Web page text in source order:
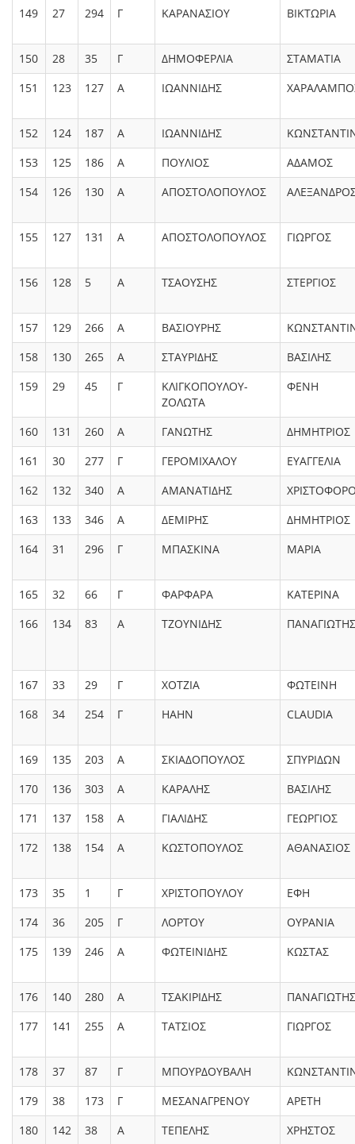
149 27 294 Γ ΚΑΡΑΝΑΣΙΟΥ ΒΙΚΤΩΡΙΑ
150 28 35 Γ ΔΗΜΟΦΕΡΛΙΑ
ΣΤΑΜΑΤΙΑ
151
123 127 Α ΙΩΑΝΝΙΔΗΣ
152 124 187 Α ΙΩΑΝΝΙΔΗΣ
153
125 186 Α ΠΟΥΛΙΟΣ
ΑΔΑΜΟΣ
154
126 130 Α ΑΠΟΣΤΟΛΟΠΟΥΛΟΣ
155 127 131 Α ΑΠΟΣΤΟΛΟΠΟΥΛΟΣ ΓΙΩΡΓΟΣ
156 128 5 Α ΤΣΑΟΥΣΗΣ ΣΤΕΡΓΙΟΣ
157 129 266 Α ΒΑΣΙΟΥΡΗΣ
158
130 265 Α ΣΤΑΥΡΙΔΗΣ
ΒΑΣΙΛΗΣ
159
29 45 Γ
ΚΛΙΓΚΟΠΟΥΛΟΥ-
ΖΟΛΩΤΑ
ΦΕΝΗ
160 131 260 Α ΓΑΝΩΤΗΣ
ΔΗΜΗΤΡΙΟΣ
161
30 277 Γ ΓΕΡΟΜΙΧΑΛΟΥ
ΕΥΑΓΓΕΛΙΑ
162
132 340 Α ΑΜΑΝΑΤΙΔΗΣ
163
133 346 Α ΔΕΜΙΡΗΣ
ΔΗΜΗΤΡΙΟΣ
164
31 296 Γ ΜΠΑΣΚΙΝΑ ΜΑΡΙΑ
165 32 66 Γ ΦΑΡΦΑΡΑ
ΚΑΤΕΡΙΝΑ
166
134 83 Α ΤΖΟΥΝΙΔΗΣ ΠΑΝΑΓΙΩΤΗΣ
167 33 29 Γ ΧΟΤΖΙΑ
ΦΩΤΕΙΝΗ
168
34 254 Γ HAHN CLAUDIA
169 135 203 Α ΣΚΙΑΔΟΠΟΥΛΟΣ
ΣΠΥΡΙΔΩΝ
170
136 303 Α ΚΑΡΑΛΗΣ
ΒΑΣΙΛΗΣ
171
137 158 Α ΓΙΑΛΙΔΗΣ
ΓΕΩΡΓΙΟΣ
172
138 154 Α ΚΩΣΤΟΠΟΥΛΟΣ ΑΘΑΝΑΣΙΟΣ
173 35 1 Γ ΧΡΙΣΤΟΠΟΥΛΟΥ
ΕΦΗ
174
36 205 Γ ΛΟΡΤΟΥ
ΟΥΡΑΝΙΑ
175
139 246 Α ΦΩΤΕΙΝΙΔΗΣ ΚΩΣΤΑΣ
176 140 280 Α ΤΣΑΚΙΡΙΔΗΣ
ΠΑΝΑΓΙΩΤΗΣ
177
141 255 Α ΤΑΤΣΙΟΣ ΓΙΩΡΓΟΣ
178 37 87 Γ ΜΠΟΥΡΔΟΥΒΑΛΗ
179
38 173 Γ ΜΕΣΑΝΑΓΡΕΝΟΥ
ΑΡΕΤΗ
180
142 38 Α ΤΕΠΕΛΗΣ ΧΡΗΣΤΟΣ